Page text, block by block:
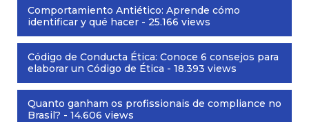
Comportamiento Antiético: Aprende cómo
identificar y qué hacer - 25.166 views
Código de Conducta Ética: Conoce 6 consejos para
elaborar un Código de Ética - 18.393 views
Quanto ganham os profissionais de compliance no
Brasil? - 14.606 views